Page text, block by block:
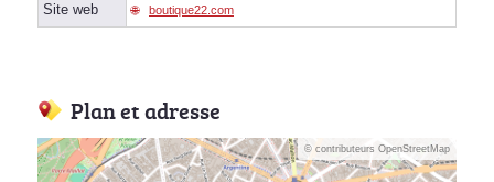
Site web boutique22.com
Plan et adresse
© contributeurs OpenStreetMap